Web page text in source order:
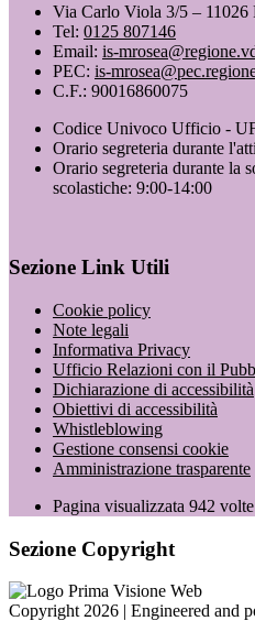
Via Carlo Viola 3/5 –
Tel: 0125 807146
Email: is-
PEC: is-
C.F.: 90016860075
Codice Univoco Ufficio -
Orario segreteria durante
Orario segreteria durante la
scolastiche: 9:00-14:00
Sezione Link Utili
Cookie policy
Note legali
Informativa Privacy
Ufficio Relazioni con il
Dichiarazione di accessibilità
Obiettivi di accessibilità
Whistleblowing
Gestione consensi cookie
Amministrazione trasparente
Pagina visualizzata 942 volte
Sezione Copyright
Copyright 2026 | Engineered and